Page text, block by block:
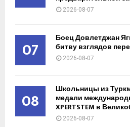
2026-08-07
07 Боец Довлетджан
битву взглядов
2026-08-07
08 Школьницы из
медали
XPERTSTEM в
2026-08-07